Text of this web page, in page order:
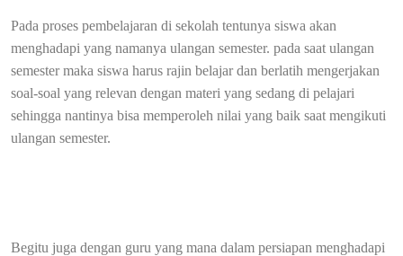
Pada proses pembelajaran di sekolah tentunya siswa akan
menghadapi yang namanya ulangan semester. pada saat ulangan
semester maka siswa harus rajin belajar dan berlatih mengerjakan
soal-soal yang relevan dengan materi yang sedang di pelajari
sehingga nantinya bisa memperoleh nilai yang baik saat mengikuti
ulangan semester.
Begitu juga dengan guru yang mana dalam persiapan menghadapi